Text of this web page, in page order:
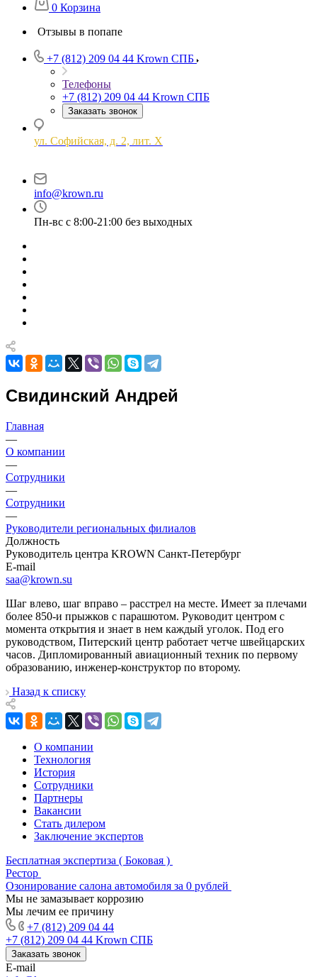
0 Корзина
Отзывы в попапе
+7 (812) 209 04 44 Krown СПБ
Телефоны
+7 (812) 209 04 44 Krown СПБ
Заказать звонок
ул. Софийская, д. 2, лит. Х
info@krown.ru
Пн-вс с 8:00-21:00 без выходных
Свидинский Андрей
Главная
—
О компании
—
Сотрудники
—
Сотрудники
—
Руководители региональных филиалов
Должность
Руководитель центра KROWN Санкт-Петербург
E-mail
saa@krown.su
Шаг влево, шаг вправо – расстрел на месте. Имеет за плечами
более 850-и прыжков с парашютом. Руководит центром с
момента открытия и знает в нем каждый уголок. Под его
руководством, Питерский центр работает четче швейцарских
часов. Дипломированный авиационный техник по первому
образованию, инженер-конструктор по второму.
Назад к списку
О компании
Технология
История
Сотрудники
Партнеры
Вакансии
Стать дилером
Заключение экспертов
Бесплатная экспертиза ( Боковая )
Рестор
Озонирование салона автомобиля за 0 рублей
Мы не замазывает коррозию
Мы лечим ее причину
+7 (812) 209 04 44
+7 (812) 209 04 44 Krown СПБ
Заказать звонок
E-mail